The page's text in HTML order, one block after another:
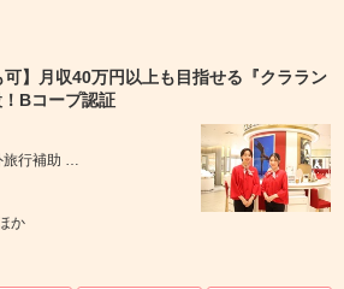
可】月収40万円以上も目指せる『クララン
Bコープ認証
旅行補助 …
か